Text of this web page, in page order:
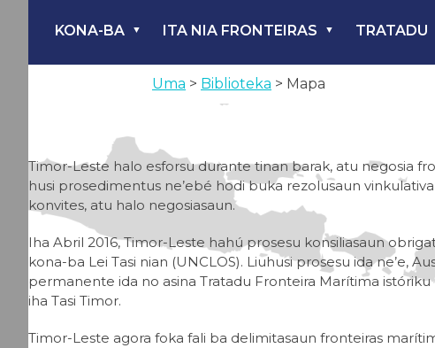
KONA-BA ITA NIA FRONTEIRAS TRATADU
Uma > Biblioteka > Mapa
Timor-Leste halo esforsu durante tinan barak, atu negosia
husi prosedimentus ne’ebé hodi buka rezolusaun
konvites, atu halo negosiasaun.
Iha Abril 2016, Timor-Leste hahú prosesu konsiliasaun
kona-ba Lei Tasi nian (UNCLOS). Liuhusi prosesu ida ne’e,
permanente ida no asina Tratadu Fronteira Marítima
iha Tasi Timor.
Timor-Leste agora foka fali ba delimitasaun fronteiras